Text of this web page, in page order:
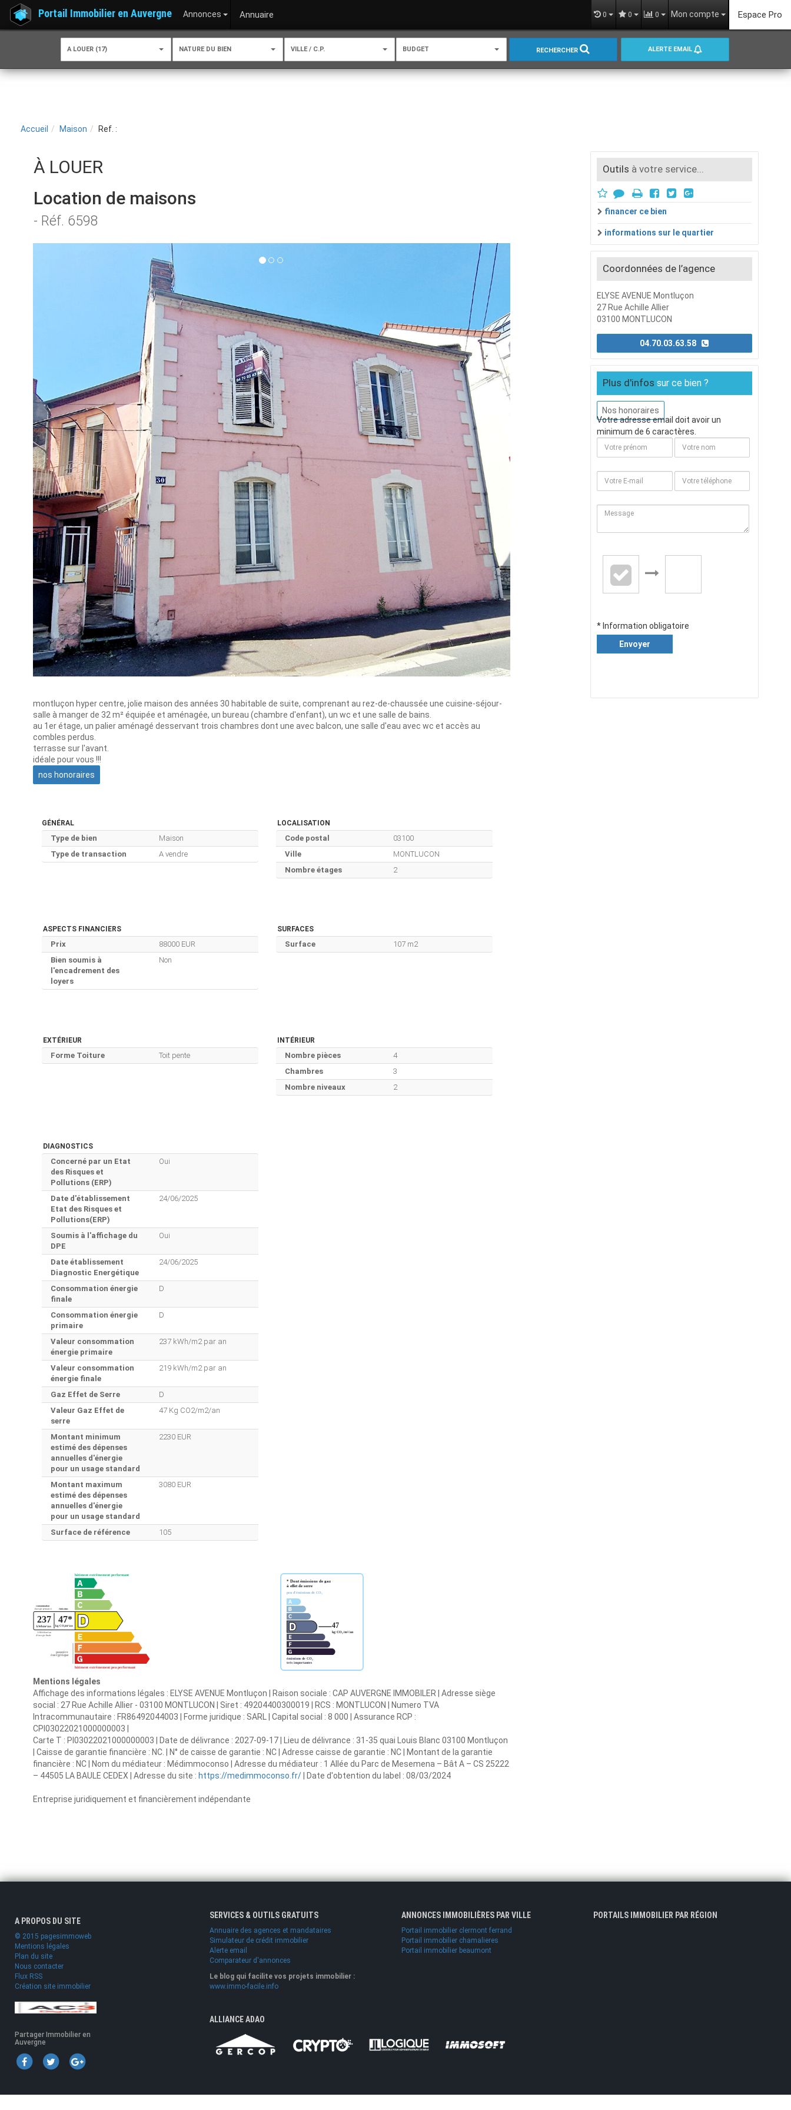
Portail Immobilier en Auvergne Annonces Annuaire 0 0 0 Mon compte Espace Pro
A LOUER (17) NATURE DU BIEN VILLE / C.P. BUDGET RECHERCHER ALERTE EMAIL
Accueil Maison Ref. :
À LOUER
Location de maisons
- Réf. 6598
montluçon hyper centre, jolie maison des années 30 habitable de suite, comprenant au rez-de-chaussée une cuisine-séjour-
salle à manger de 32 m² équipée et aménagée, un bureau (chambre d'enfant), un wc et une salle de bains.
au 1er étage, un palier aménagé desservant trois chambres dont une avec balcon, une salle d'eau avec wc et accès au
combles perdus.
terrasse sur l'avant.
idéale pour vous !!!
nos honoraires
GÉNÉRAL
Type de bien
Maison
Type de transaction
A vendre
LOCALISATION
Code postal
03100
Ville
MONTLUCON
Nombre étages
2
ASPECTS FINANCIERS
Prix
88000 EUR
Bien soumis à
l'encadrement des
loyers
Non
SURFACES
Surface 107 m2
EXTÉRIEUR
Forme Toiture Toit pente
INTÉRIEUR
Nombre pièces
4
Chambres
3
Nombre niveaux
2
DIAGNOSTICS
Concerné par un Etat
des Risques et
Pollutions (ERP)
Oui
Date d'établissement
Etat des Risques et
Pollutions(ERP)
24/06/2025
Soumis à l'affichage du
DPE
Oui
Date établissement
Diagnostic Energétique
24/06/2025
Consommation énergie
finale
D
Consommation énergie
primaire
D
Valeur consommation
énergie primaire
237 kWh/m2 par an
Valeur consommation
énergie finale
219 kWh/m2 par an
Gaz Effet de Serre
D
Valeur Gaz Effet de
serre
47 Kg CO2/m2/an
Montant minimum
estimé des dépenses
annuelles d'énergie
pour un usage standard
2230 EUR
Montant maximum
estimé des dépenses
annuelles d'énergie
pour un usage standard
3080 EUR
Surface de référence 105
Mentions légales
Affichage des informations légales : ELYSE AVENUE Montluçon | Raison sociale : CAP AUVERGNE IMMOBILER | Adresse siège
social : 27 Rue Achille Allier - 03100 MONTLUCON | Siret : 49204400300019 | RCS : MONTLUCON | Numero TVA
Intracommunautaire : FR86492044003 | Forme juridique : SARL | Capital social : 8 000 | Assurance RCP :
CPI03022021000000003 |
Carte T : PI03022021000000003 | Date de délivrance : 2027-09-17 | Lieu de délivrance : 31-35 quai Louis Blanc 03100 Montluçon
| Caisse de garantie financière : NC. | N° de caisse de garantie : NC | Adresse caisse de garantie : NC | Montant de la garantie
financière : NC | Nom du médiateur : Médimmoconso | Adresse du médiateur : 1 Allée du Parc de Mesemena – Bât A – CS 25222
– 44505 LA BAULE CEDEX | Adresse du site : https://medimmoconso.fr/ | Date d'obtention du label : 08/03/2024
Entreprise juridiquement et financièrement indépendante
Outils à votre service...
financer ce bien
informations sur le quartier
Coordonnées de l’agence
ELYSE AVENUE Montluçon
27 Rue Achille Allier
03100 MONTLUCON
04.70.03.63.58
Plus d'infos sur ce bien ?
Nos honoraires
Votre adresse email doit avoir un
minimum de 6 caractères.
* Information obligatoire
Envoyer
A PROPOS DU SITE
© 2015 pagesimmoweb
Mentions légales
Plan du site
Nous contacter
Flux RSS
Création site immobilier
Partager Immobilier en
Auvergne
SERVICES & OUTILS GRATUITS
Annuaire des agences et mandataires
Simulateur de crédit immobilier
Alerte email
Comparateur d'annonces
Le blog qui facilite vos projets immobilier :
www.immo-facile.info
ANNONCES IMMOBILIÈRES PAR VILLE
Portail immobilier clermont ferrand
Portail immobilier chamalieres
Portail immobilier beaumont
ALLIANCE ADAO
PORTAILS IMMOBILIER PAR RÉGION